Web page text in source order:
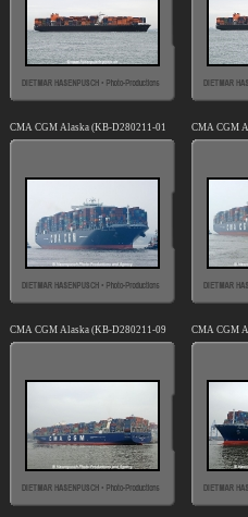
CMA CGM Alaska (KB-D280211-01).jpg CMA CGM
CMA CGM Alaska (KB-D280211-09).jpg CMA CGM